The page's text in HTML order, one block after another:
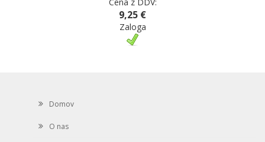
9,25 €
Zaloga
Domov
O nas